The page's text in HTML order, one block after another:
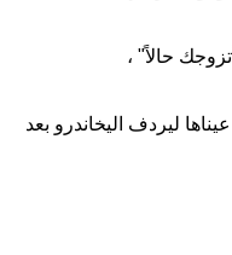
حالاً" ،
ليردف اليخاندرو بعد